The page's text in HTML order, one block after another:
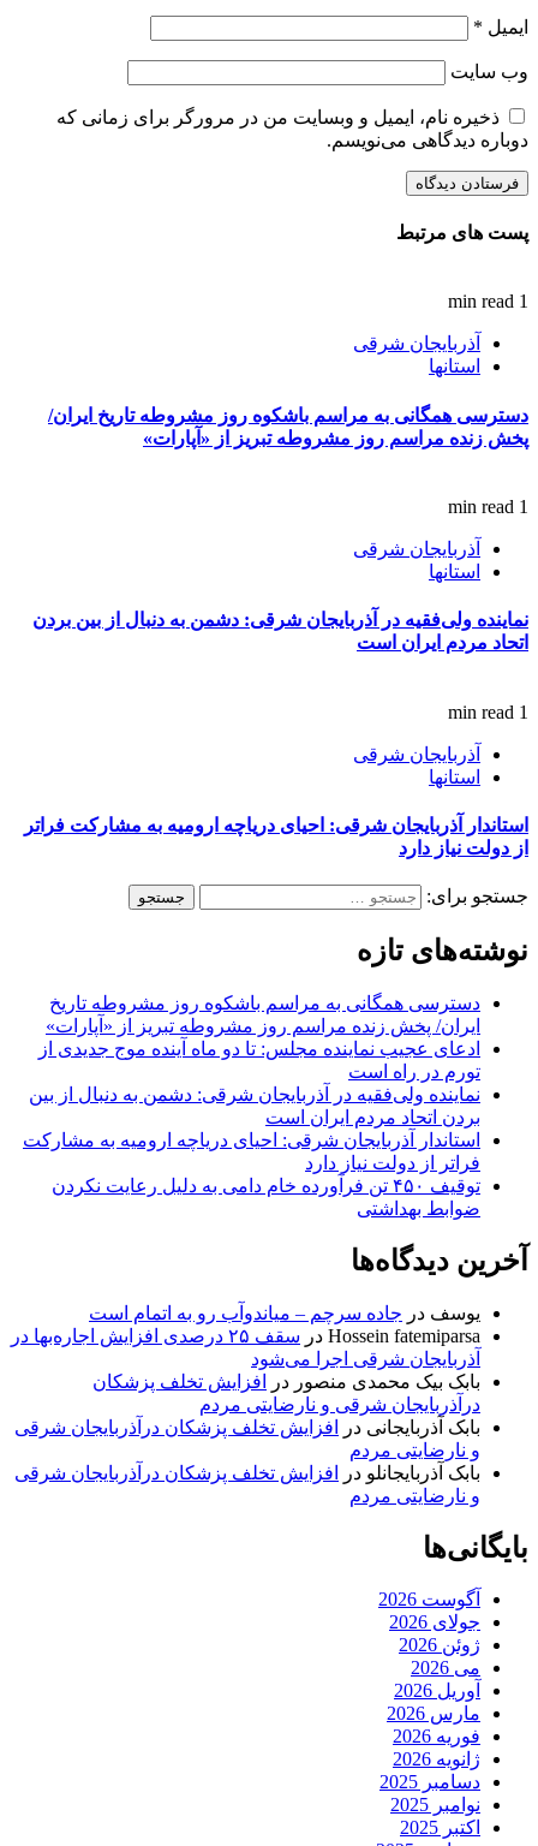
ایمیل *
وب‌ سایت
ذخیره نام، ایمیل و وبسایت من در مرورگر برای زمانی که
دوباره دیدگاهی می‌نویسم.
پست های مرتبط
1 min read
آذربایجان شرقی
استانها
دسترسی همگانی به مراسم باشکوه روز مشروطه تاریخ ایران/
پخش زنده مراسم روز مشروطه تبریز از «آپارات»
1 min read
آذربایجان شرقی
استانها
نماینده ولی‌فقیه در آذربایجان شرقی: دشمن به دنبال از بین بردن
اتحاد مردم ایران است
1 min read
آذربایجان شرقی
استانها
استاندار آذربایجان شرقی: احیای دریاچه ارومیه به مشارکت فراتر
از دولت نیاز دارد
جستجو برای:
نوشته‌های تازه
دسترسی همگانی به مراسم باشکوه روز مشروطه تاریخ
ایران/ پخش زنده مراسم روز مشروطه تبریز از «آپارات»
ادعای عجیب نماینده مجلس: تا دو ماه آینده موج جدیدی از
تورم در راه است
نماینده ولی‌فقیه در آذربایجان شرقی: دشمن به دنبال از بین
بردن اتحاد مردم ایران است
استاندار آذربایجان شرقی: احیای دریاچه ارومیه به مشارکت
فراتر از دولت نیاز دارد
توقیف ۴۵۰ تن فرآورده خام دامی به دلیل رعایت نکردن
ضوابط بهداشتی
آخرین دیدگاه‌ها
یوسف در جاده سرچم – میاندوآب رو به اتمام است
Hossein fatemiparsa در
سقف ۲۵ درصدی افزایش اجاره‌بها در
آذربایجان شرقی اجرا می‌شود
بابک بیک محمدی منصور در
افزایش تخلف پزشکان
درآذربایجان شرقی و نارضایتی مردم
بابک آذربایجانی در
افزایش تخلف پزشکان درآذربایجان شرقی
و نارضایتی مردم
بابک آذربایجانلو در
افزایش تخلف پزشکان درآذربایجان شرقی
و نارضایتی مردم
بایگانی‌ها
آگوست 2026
جولای 2026
ژوئن 2026
می 2026
آوریل 2026
مارس 2026
فوریه 2026
ژانویه 2026
دسامبر 2025
نوامبر 2025
اکتبر 2025